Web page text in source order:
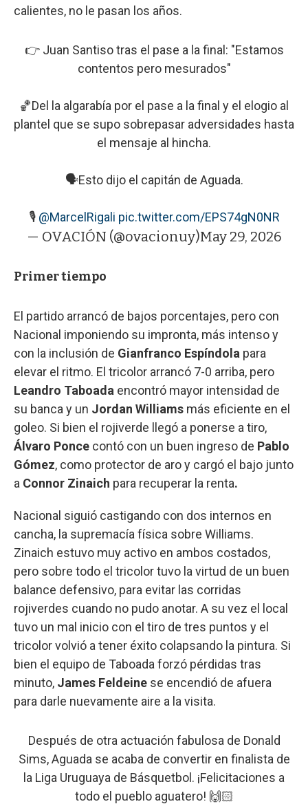
calientes, no le pasan los años.
👉 Juan Santiso tras el pase a la final: "Estamos
contentos pero mesurados"
🏀Del la algarabía por el pase a la final y el elogio al
plantel que se supo sobrepasar adversidades hasta
el mensaje al hincha.
🗣️Esto dijo el capitán de Aguada.
🎙️ @MarcelRigali pic.twitter.com/EPS74gN0NR
— OVACIÓN (@ovacionuy)May 29, 2026
Primer tiempo
El partido arrancó de bajos porcentajes, pero con
Nacional imponiendo su impronta, más intenso y
con la inclusión de Gianfranco Espíndola para
elevar el ritmo. El tricolor arrancó 7-0 arriba, pero
Leandro Taboada encontró mayor intensidad de
su banca y un Jordan Williams más eficiente en el
goleo. Si bien el rojiverde llegó a ponerse a tiro,
Álvaro Ponce contó con un buen ingreso de Pablo
Gómez, como protector de aro y cargó el bajo junto
a Connor Zinaich para recuperar la renta.
Nacional siguió castigando con dos internos en
cancha, la supremacía física sobre Williams.
Zinaich estuvo muy activo en ambos costados,
pero sobre todo el tricolor tuvo la virtud de un buen
balance defensivo, para evitar las corridas
rojiverdes cuando no pudo anotar. A su vez el local
tuvo un mal inicio con el tiro de tres puntos y el
tricolor volvió a tener éxito colapsando la pintura. Si
bien el equipo de Taboada forzó pérdidas tras
minuto, James Feldeine se encendió de afuera
para darle nuevamente aire a la visita.
Después de otra actuación fabulosa de Donald
Sims, Aguada se acaba de convertir en finalista de
la Liga Uruguaya de Básquetbol. ¡Felicitaciones a
todo el pueblo aguatero! 🙌🏻